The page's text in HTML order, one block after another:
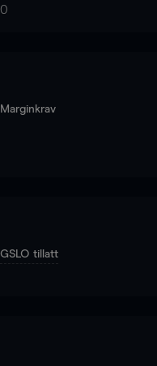
0
Marginkrav
GSLO tillatt